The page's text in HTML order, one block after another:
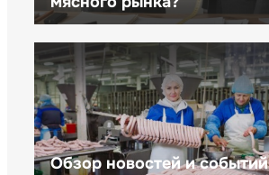
Обзор новостей и событий